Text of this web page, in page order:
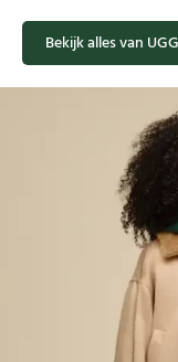
Bekijk alles van UGG